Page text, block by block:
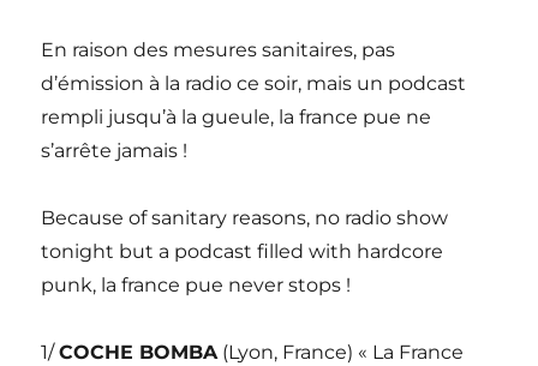
En raison des mesures sanitaires, pas
d’émission à la radio ce soir, mais un podcast
rempli jusqu’à la gueule, la france pue ne
s’arrête jamais !
Because of sanitary reasons, no radio show
tonight but a podcast filled with hardcore
punk, la france pue never stops !
1/COCHE BOMBA(Lyon, France) « La France